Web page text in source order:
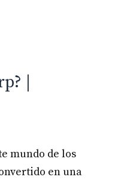
|
mundo de los
en una